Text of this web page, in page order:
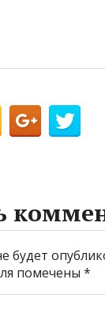
будет
помечены*